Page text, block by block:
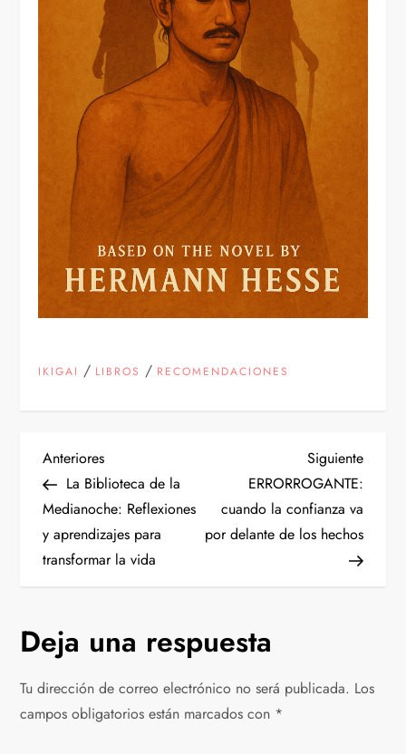
IKIGAI / LIBROS / RECOMENDACIONES
N
a
v
g
a
c
Entrada
anterior
Anteriores
La Biblioteca de la
Medianoche: Reflexiones
y aprendizajes para
transformar la vida
Siguiente
ERRORROGANTE:
cuando la confianza va
por delante de los hechos
Deja una respuesta
Tu dirección de correo electrónico no será publicada. Los
campos obligatorios están marcados con *